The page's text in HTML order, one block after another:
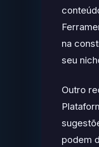
na
seu
Outro
podem